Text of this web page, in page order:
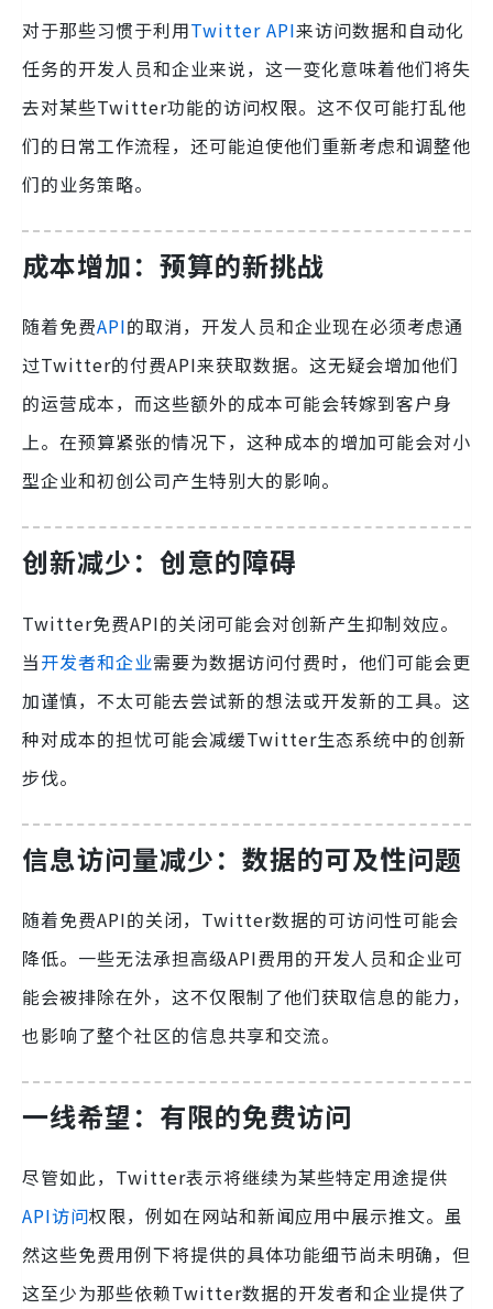
对于那些习惯于利用Twitter API来访问数据和自动化
任务的开发人员和企业来说，这一变化意味着他们将失
去对某些Twitter功能的访问权限。这不仅可能打乱他
们的日常工作流程，还可能迫使他们重新考虑和调整他
们的业务策略。
成本增加：预算的新挑战
随着免费API的取消，开发人员和企业现在必须考虑通
过Twitter的付费API来获取数据。这无疑会增加他们
的运营成本，而这些额外的成本可能会转嫁到客户身
上。在预算紧张的情况下，这种成本的增加可能会对小
型企业和初创公司产生特别大的影响。
创新减少：创意的障碍
Twitter免费API的关闭可能会对创新产生抑制效应。
当开发者和企业需要为数据访问付费时，他们可能会更
加谨慎，不太可能去尝试新的想法或开发新的工具。这
种对成本的担忧可能会减缓Twitter生态系统中的创新
步伐。
信息访问量减少：数据的可及性问题
随着免费API的关闭，Twitter数据的可访问性可能会
降低。一些无法承担高级API费用的开发人员和企业可
能会被排除在外，这不仅限制了他们获取信息的能力，
也影响了整个社区的信息共享和交流。
一线希望：有限的免费访问
尽管如此，Twitter表示将继续为某些特定用途提供
API访问权限，例如在网站和新闻应用中展示推文。虽
然这些免费用例下将提供的具体功能细节尚未明确，但
这至少为那些依赖Twitter数据的开发者和企业提供了